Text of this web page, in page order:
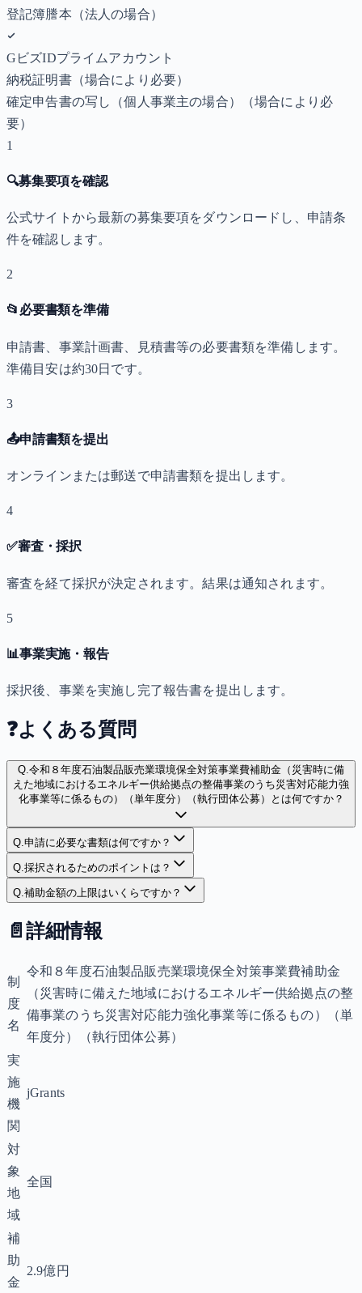
登記簿謄本（法人の場合）
GビズIDプライムアカウント
納税証明書（場合により必要）
確定申告書の写し（個人事業主の場合）
（場合により必
要）
1
🔍募集要項を確認
公式サイトから最新の募集要項をダウンロードし、申請条
件を確認します。
2
📂 必要書類を準備
申請書、事業計画書、見積書等の必要書類を準備します。
準備目安は約30日です。
3
📤申請書類を提出
オンラインまたは郵送で申請書類を提出します。
4
✅審査・採択
審査を経て採択が決定されます。結果は通知されます。
5
📊事業実施・報告
採択後、事業を実施し完了報告書を提出します。
❓よくある質問
Q.令和８年度石油製品販売業環境保全対策事業費補助金（災害時に備
えた地域におけるエネルギー供給拠点の整備事業のうち災害対応能力強
化事業等に係るもの）（単年度分）（執行団体公募）とは何ですか？
Q.申請に必要な書類は何ですか？
Q.採択されるためのポイントは？
Q.補助金額の上限はいくらですか？
📄 詳細情報
制
度
名
令和８年度石油製品販売業環境保全対策事業費補助金
（災害時に備えた地域におけるエネルギー供給拠点の整
備事業のうち災害対応能力強化事業等に係るもの）（単
年度分）（執行団体公募）
実
施
機
関
jGrants
対
象
地
域
全国
補
助
金
2.9億円